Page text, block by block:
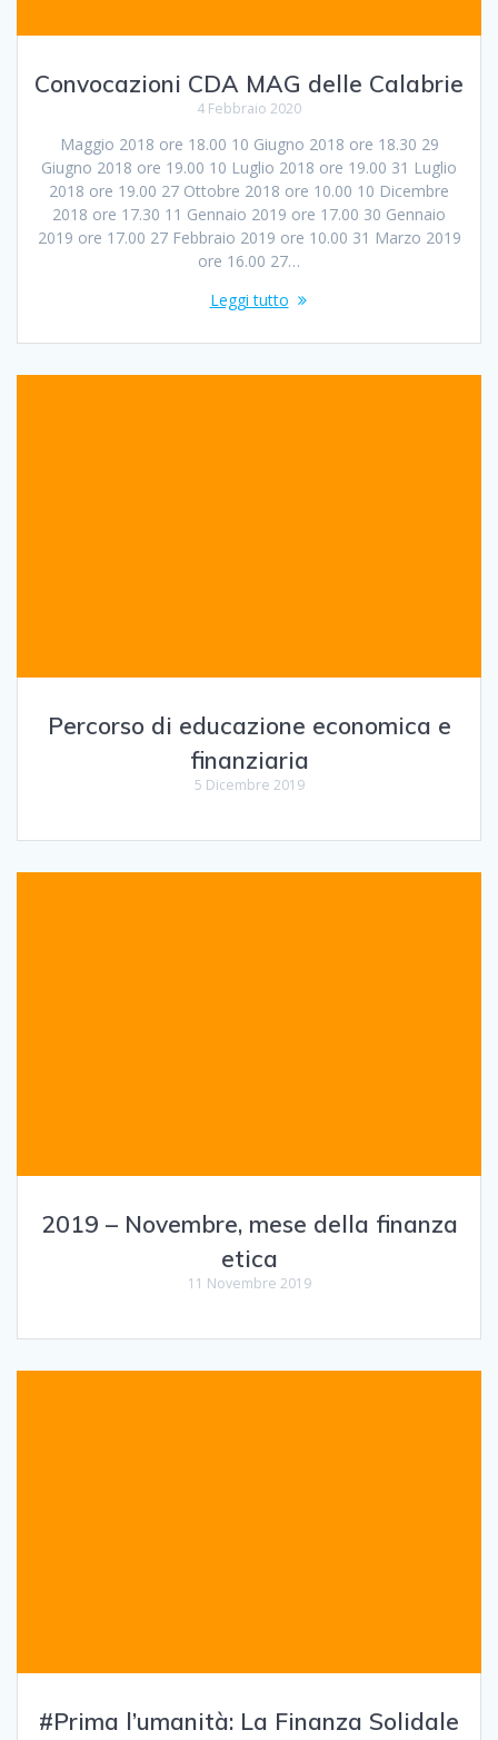
Convocazioni CDA MAG delle Calabrie
4 Febbraio 2020
Maggio 2018 ore 18.00 10 Giugno 2018 ore 18.30 29
Giugno 2018 ore 19.00 10 Luglio 2018 ore 19.00 31 Luglio
2018 ore 19.00 27 Ottobre 2018 ore 10.00 10 Dicembre
2018 ore 17.30 11 Gennaio 2019 ore 17.00 30 Gennaio
2019 ore 17.00 27 Febbraio 2019 ore 10.00 31 Marzo 2019
ore 16.00 27…
Leggi tutto
Percorso di educazione economica e
finanziaria
5 Dicembre 2019
2019 – Novembre, mese della finanza
etica
11 Novembre 2019
#Prima l’umanità: La Finanza Solidale